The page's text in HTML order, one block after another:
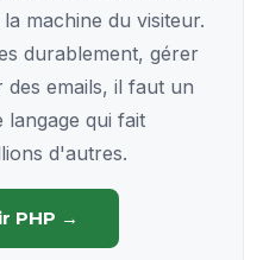
machine du visiteur.
durablement, gérer
emails, il faut un
langage qui fait
d'autres.
PHP →